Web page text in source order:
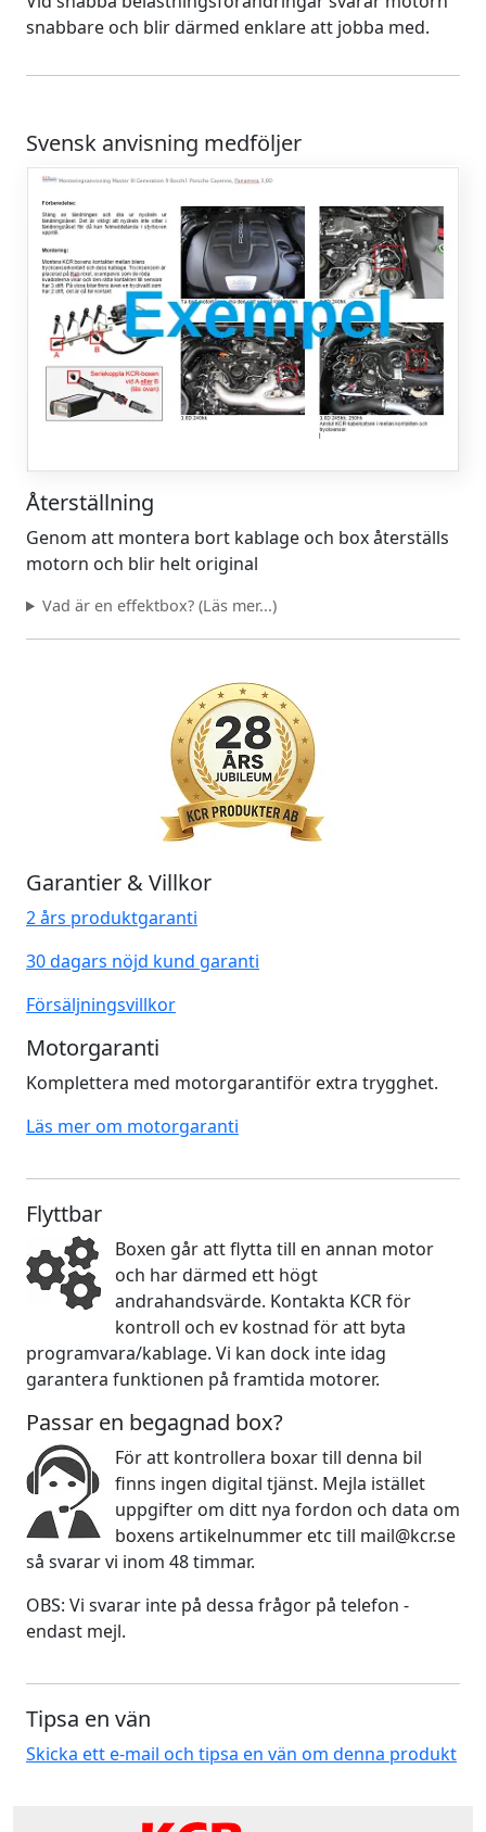
snabbare och blir därmed enklare att jobba med.
Svensk anvisning medföljer
Återställning
Genom att montera bort kablage och box återställs
motorn och blir helt original
Vad är en effektbox? (Läs mer...)
Garantier & Villkor
2 års produktgaranti
30 dagars nöjd kund garanti
Försäljningsvillkor
Motorgaranti
Komplettera med motorgarantiför extra trygghet.
Läs mer om motorgaranti
Flyttbar
Boxen går att flytta till en annan motor
och har därmed ett högt
andrahandsvärde. Kontakta KCR för
kontroll och ev kostnad för att byta
programvara/kablage. Vi kan dock inte idag
garantera funktionen på framtida motorer.
Passar en begagnad box?
För att kontrollera boxar till denna bil
finns ingen digital tjänst. Mejla istället
uppgifter om ditt nya fordon och data om
boxens artikelnummer etc till mail@kcr.se
så svarar vi inom 48 timmar.
OBS: Vi svarar inte på dessa frågor på telefon -
endast mejl.
Tipsa en vän
Skicka ett e-mail och tipsa en vän om denna produkt